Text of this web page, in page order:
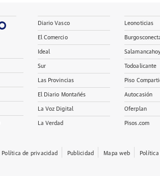
Diario Vasco
El Comercio
Ideal
Sur
Las Provincias
El Diario Montañés
La Voz Digital
La Verdad
Leonoticias
Todoalicante
Piso
Autocasión
Oferplan
Pisos.com
Política de privacidad Publicidad Mapa web